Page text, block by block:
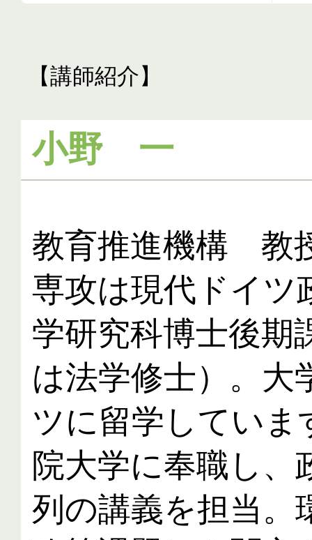
【講師紹介】
小野 一
教育推進機構　教
専攻は現代ドイツ
学研究科博士後期
は法学修士）。大
ツに留学していま
院大学に奉職し、
列の講義を担当。